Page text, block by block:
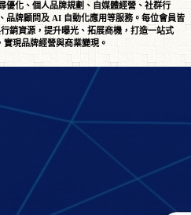
優化、個人品牌規劃、自媒體經營、社群行
品牌顧問及 AI 自動化應用等服務。每位會員皆
銷資源，提升曝光、拓展商機，打造一站式
現品牌經營與商業變現。